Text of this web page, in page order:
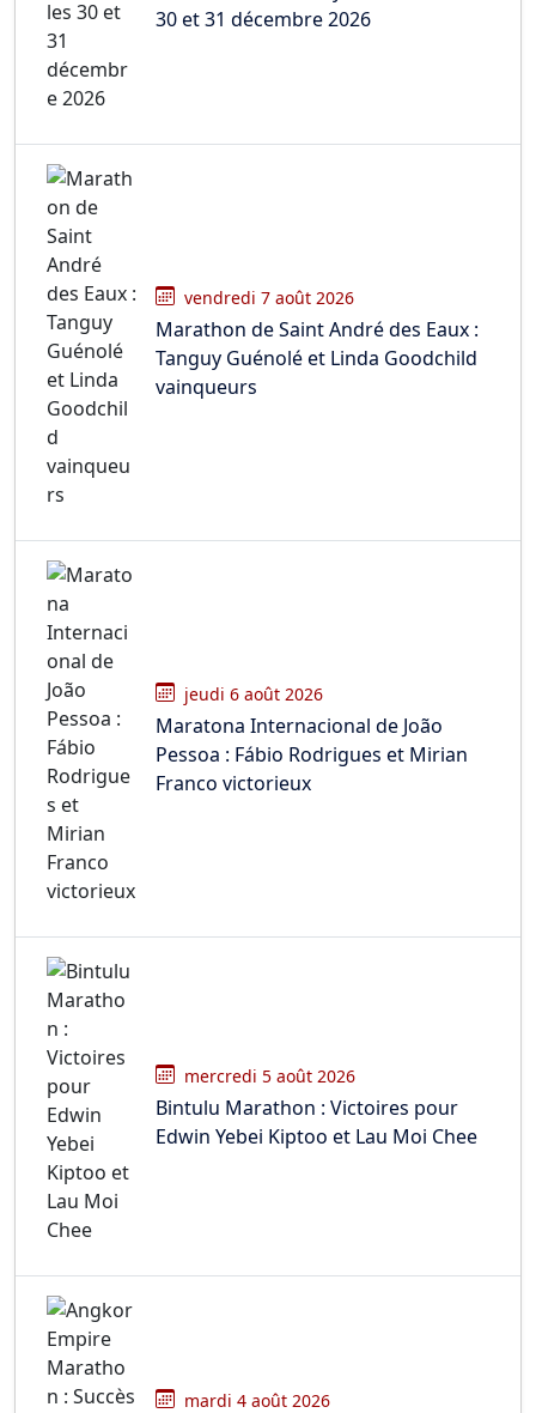
30 et 31 décembre 2026
vendredi 7 août 2026
Marathon de Saint André des Eaux :
Tanguy Guénolé et Linda Goodchild
vainqueurs
jeudi 6 août 2026
Maratona Internacional de João
Pessoa : Fábio Rodrigues et Mirian
Franco victorieux
mercredi 5 août 2026
Bintulu Marathon : Victoires pour
Edwin Yebei Kiptoo et Lau Moi Chee
mardi 4 août 2026